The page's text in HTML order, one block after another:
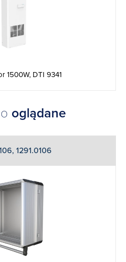
1500W, DTI 9341
oglądane
1291.0106